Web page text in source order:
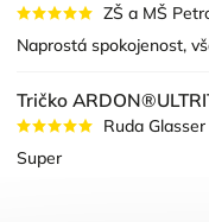
ZŠ a MŠ
Naprostá spokojenost,
Tričko
Ruda Glasser
Super